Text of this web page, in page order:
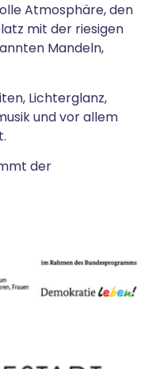
Atmosphäre, den
mit der riesigen
Mandeln,
Lichterglanz,
und vor allem
der